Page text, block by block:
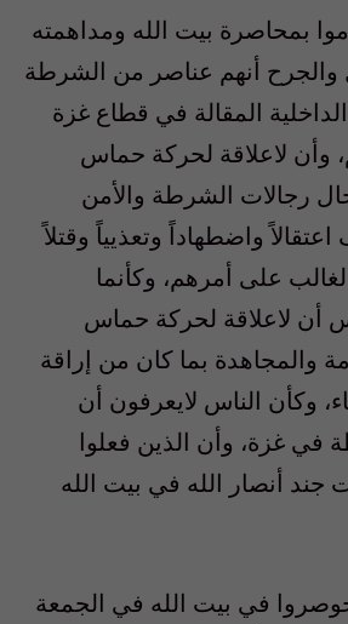
بمحاصرة بيت الله ومداهمته
والجرح أنهم عناصر من الشرطة
المقالة في قطاع غزة
وأن لاعلاقة لحركة حماس
رجالات الشرطة والأمن
واضطهاداً وتعذيياً وقتلاً
على أمرهم، وكأنما
أن لاعلاقة لحركة حماس
والمجاهدة بما كان من إراقة
وكأن الناس لايعرفون أن
غزة، وأن الذين فعلوا
جند أنصار الله في بيت الله
في بيت الله في الجمعة